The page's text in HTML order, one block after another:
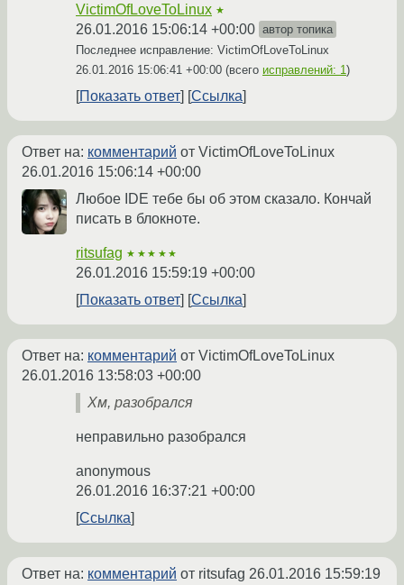
VictimOfLoveToLinux ★
26.01.2016 15:06:14 +00:00 автор топика
Последнее исправление: VictimOfLoveToLinux
26.01.2016 15:06:41 +00:00 (всего исправлений: 1)
Показать ответ Ссылка
Ответ на: комментарий от VictimOfLoveToLinux
26.01.2016 15:06:14 +00:00
Любое IDE тебе бы об этом сказало. Кончай
писать в блокноте.
ritsufag ★★★★★
26.01.2016 15:59:19 +00:00
Показать ответ
Ссылка
Ответ на: комментарий от VictimOfLoveToLinux
26.01.2016 13:58:03 +00:00
Хм, разобрался
неправильно разобрался
anonymous
26.01.2016 16:37:21 +00:00
Ссылка
Ответ на: комментарий от ritsufag 26.01.2016 15:59:19